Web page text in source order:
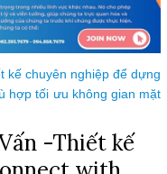
kế chuyên nghiệp để dựng
hợp tối ưu không gian mặt